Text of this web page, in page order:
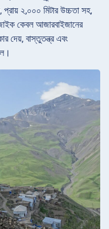
প্রায় ২,০০০ মিটার উচ্চতা সহ,
কেবল আজারবাইজানের
দেয়, বাস্তুতন্ত্র এবং